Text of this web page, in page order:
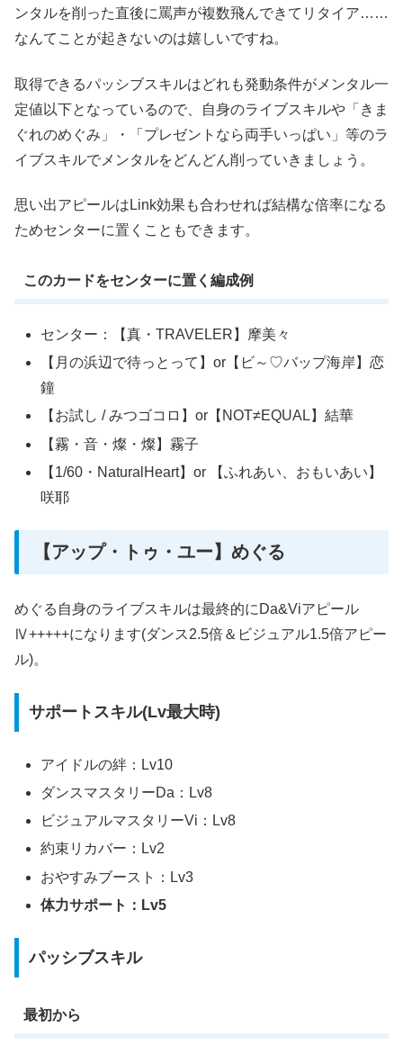
ンタルを削った直後に罵声が複数飛んできてリタイア……
なんてことが起きないのは嬉しいですね。
取得できるパッシブスキルはどれも発動条件がメンタル一
定値以下となっているので、自身のライブスキルや「きま
ぐれのめぐみ」・「プレゼントなら両手いっぱい」等のラ
イブスキルでメンタルをどんどん削っていきましょう。
思い出アピールはLink効果も合わせれば結構な倍率になる
ためセンターに置くこともできます。
このカードをセンターに置く編成例
センター：【真・TRAVELER】摩美々
【月の浜辺で待っとって】or【ビ～♡バップ海岸】恋
鐘
【お試し / みつゴコロ】or【NOT≠EQUAL】結華
【霧・音・燦・燦】霧子
【1/60・NaturalHeart】or 【ふれあい、おもいあい】
咲耶
【アップ・トゥ・ユー】めぐる
めぐる自身のライブスキルは最終的にDa&Viアピール
Ⅳ+++++になります(ダンス2.5倍＆ビジュアル1.5倍アピー
ル)。
サポートスキル(Lv最大時)
アイドルの絆：Lv10
ダンスマスタリーDa：Lv8
ビジュアルマスタリーVi：Lv8
約束リカバー：Lv2
おやすみブースト：Lv3
体力サポート：Lv5
パッシブスキル
最初から